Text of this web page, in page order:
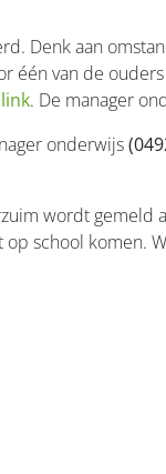
Denk aan
van de
. De manager
onderwijs
wordt
school komen.